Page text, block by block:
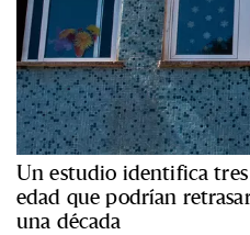
Un estudio identifica
edad que podrían
una década